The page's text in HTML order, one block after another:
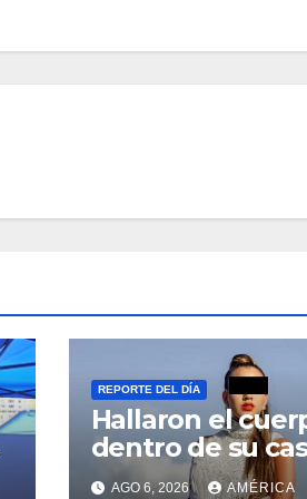
REPORTE DEL DÍA
Hallaron el
dentro de su
AGO 6, 2026 AMÉRICA